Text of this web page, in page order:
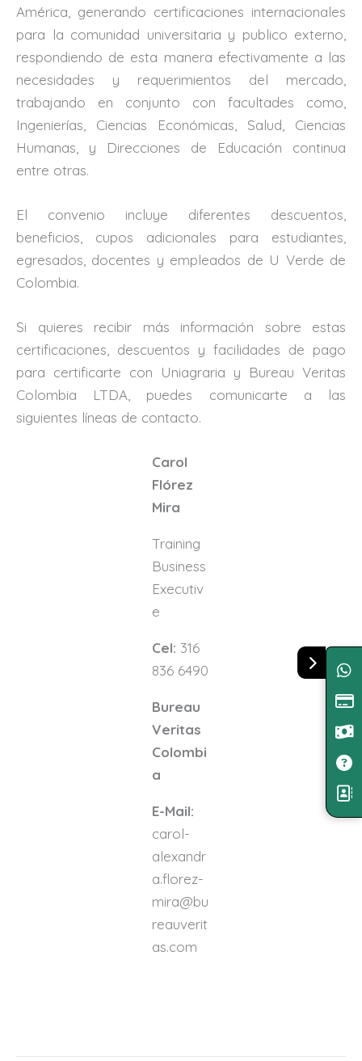
América, generando certificaciones internacionales
para la comunidad universitaria y publico externo,
respondiendo de esta manera efectivamente a las
necesidades y requerimientos del mercado,
trabajando en conjunto con facultades como,
Ingenierías, Ciencias Económicas, Salud, Ciencias
Humanas, y Direcciones de Educación continua
entre otras.
El convenio incluye diferentes descuentos,
beneficios, cupos adicionales para estudiantes,
egresados, docentes y empleados de U Verde de
Colombia.
Si quieres recibir más información sobre estas
certificaciones, descuentos y facilidades de pago
para certificarte con Uniagraria y Bureau Veritas
Colombia LTDA, puedes comunicarte a las
siguientes líneas de contacto.
Carol
Flórez
Mira
Training
Business
Executiv
e
Cel: 316
836 6490
Bureau
Veritas
Colombi
a
E-Mail:
carol-
alexandr
a.florez-
mira@bu
reauverit
as.com